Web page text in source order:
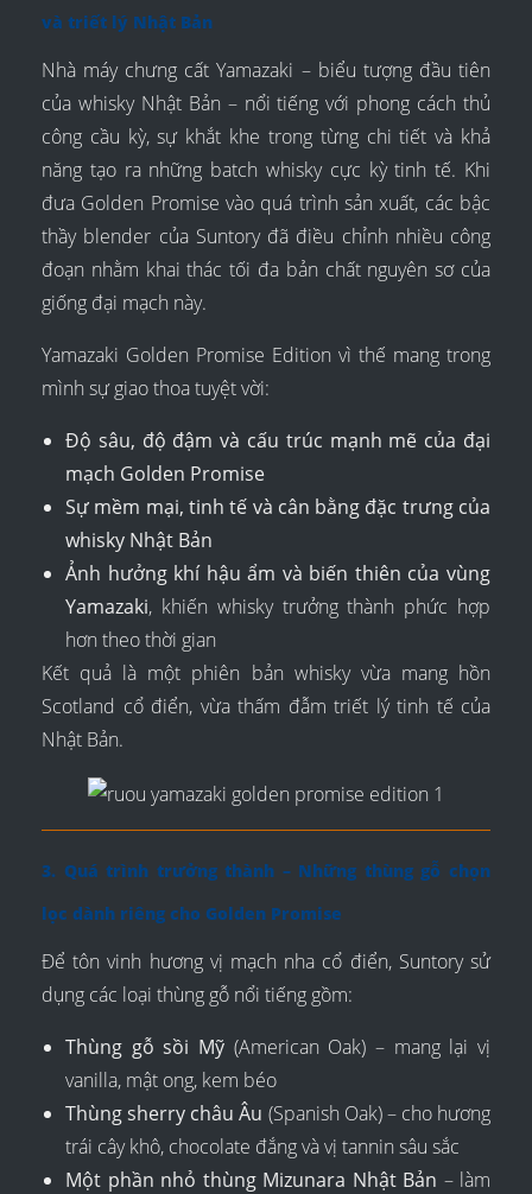
và triết lý Nhật Bản
Nhà máy chưng cất Yamazaki – biểu tượng đầu tiên
của whisky Nhật Bản – nổi tiếng với phong cách thủ
công cầu kỳ, sự khắt khe trong từng chi tiết và khả
năng tạo ra những batch whisky cực kỳ tinh tế. Khi
đưa Golden Promise vào quá trình sản xuất, các bậc
thầy blender của Suntory đã điều chỉnh nhiều công
đoạn nhằm khai thác tối đa bản chất nguyên sơ của
giống đại mạch này.
Yamazaki Golden Promise Edition vì thế mang trong
mình sự giao thoa tuyệt vời:
Độ sâu, độ đậm và cấu trúc mạnh mẽ của đại
mạch Golden Promise
Sự mềm mại, tinh tế và cân bằng đặc trưng của
whisky Nhật Bản
Ảnh hưởng khí hậu ẩm và biến thiên của vùng
Yamazaki, khiến whisky trưởng thành phức hợp
hơn theo thời gian
Kết quả là một phiên bản whisky vừa mang hồn
Scotland cổ điển, vừa thấm đẫm triết lý tinh tế của
Nhật Bản.
3. Quá trình trưởng thành – Những thùng gỗ chọn
lọc dành riêng cho Golden Promise
Để tôn vinh hương vị mạch nha cổ điển, Suntory sử
dụng các loại thùng gỗ nổi tiếng gồm:
Thùng gỗ sồi Mỹ (American Oak) – mang lại vị
vanilla, mật ong, kem béo
Thùng sherry châu Âu (Spanish Oak) – cho hương
trái cây khô, chocolate đắng và vị tannin sâu sắc
Một phần nhỏ thùng Mizunara Nhật Bản – làm